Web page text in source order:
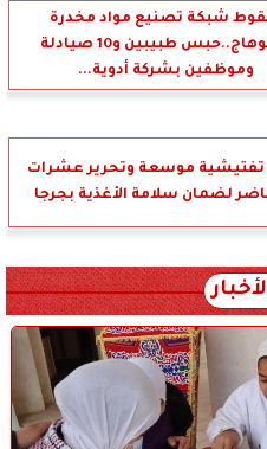
شبكة تصنيع مواد مخدرة
بسوهاج..حبس طبيبين و10 صيادلة
وموظفين بشركة أدوية...
تفتيشية موسعة وتحرير عشرات
لضمان سلامة الأغذية بجرجا